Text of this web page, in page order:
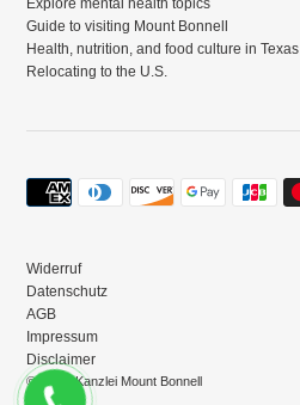
Explore mental health topics
Guide to visiting Mount Bonnell
Health, nutrition, and food culture in Texas
Relocating to the U.S.
Zahlungsmethoden
© 2026,Kanzlei Mount Bonnell
Widerruf
Datenschutz
AGB
Impressum
Disclaimer